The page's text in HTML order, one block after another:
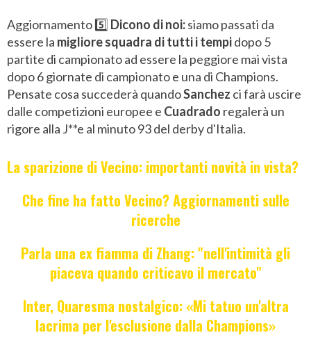
Aggiornamento 5️⃣ Dicono di noi:siamo passati da
essere la migliore squadra di tutti i tempidopo 5
partite di campionato ad essere la peggiore mai vista
dopo 6 giornate di campionato e una di Champions.
Pensate cosa succederà quandoSanchez ci farà uscire
dalle competizioni europee e Cuadrado regalerà un
rigore alla J**e al minuto 93 del derby d'Italia.
La sparizione di Vecino: importanti novità in vista?
Che fine ha fatto Vecino? Aggiornamenti sulle
ricerche
Parla una ex fiamma di Zhang: "nell'intimità gli
piaceva quando criticavo il mercato"
Inter, Quaresma nostalgico: «Mi tatuo un'altra
lacrima per l'esclusione dalla Champions»